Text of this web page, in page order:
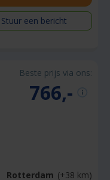
Stuur een bericht
Beste prijs via ons:
766,-
Rotterdam (+38 km)